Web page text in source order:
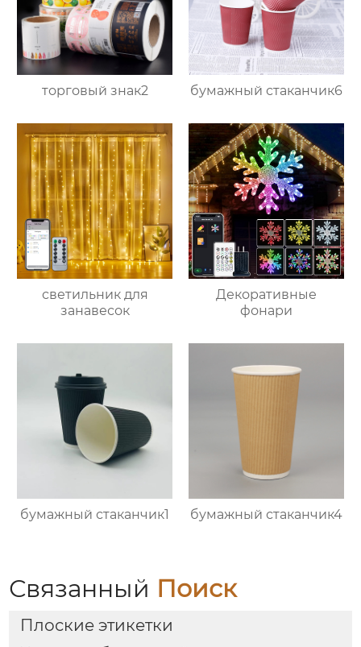
торговый знак2 бумажный стаканчик6
светильник для
занавесок
Декоративные
фонари
бумажный стаканчик1 бумажный стаканчик4
Связанный Поиск
Плоские этикетки